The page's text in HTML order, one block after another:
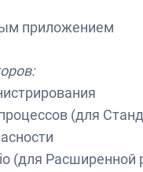
приложением
(для
(для Расширенной